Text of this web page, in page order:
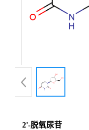
2'-脱氧尿苷